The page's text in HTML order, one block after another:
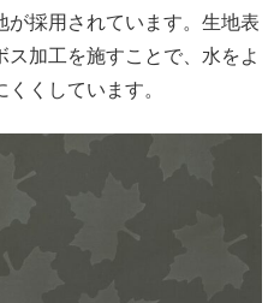
が採用されています。生地表
加工を施すことで、水をよ
くしています。